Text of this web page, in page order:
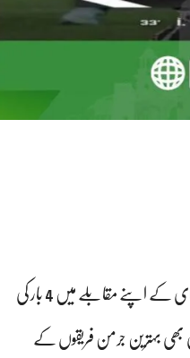
یہ ایک بار پھر ڈیجا وو تھا کیونکہ شائقین کو ورلڈ کپ میں ایک اور پریشانی کا سامنا کرنا پڑا جب بدھ کو گروپ ای کے اپنے مقابلے میں 4 بار کی
جو کبھی بھی بہترین جرمن فریقوں کے